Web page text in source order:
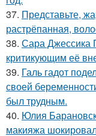
37. Представьте,
растрёпанная,
38. Сара Джессика
критикующим её
39. Галь гадот
своей
был трудным.
40. Юлия
макияжа